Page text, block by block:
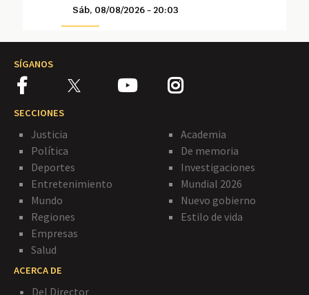
Sáb, 08/08/2026 - 20:03
SÍGANOS
SECCIONES
Justicia
Política
Deportes
Entretenimiento
Mundo
Regiones
Empresas
Salud
Academia
De memoria
Investigaciones
Mundial 2026
Nuevo gobierno
Estilo de vida
ACERCA DE
Del Director